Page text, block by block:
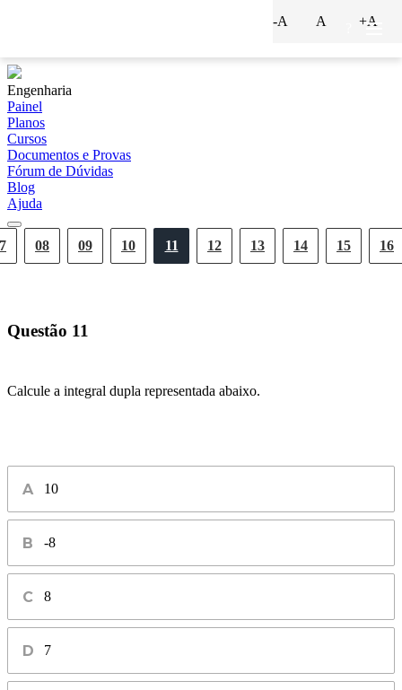
Engenharia
Painel
Planos
Cursos
Documentos e Provas
Fórum de Dúvidas
Blog
Ajuda
08 09 10 11 12 13 14 15 16
-A A +A
Questão 11
Calcule a integral dupla representada abaixo.
10
-8
8
7